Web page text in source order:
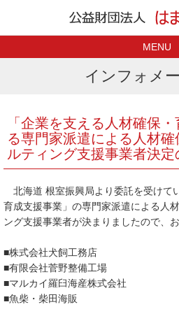
MENU
インフォメ
「企業を支える人材確保
る専門家派遣による人材
ルティング支援事業者決定
北海道 根室振興局より委託を受けて
育成支援事業」の専門家派遣による人
ング支援事業者が決まりましたので、
■株式会社犬飼工務店
■有限会社菅野整備工場
■マルカイ羅臼海産株式会社
■魚柴・柴田海販